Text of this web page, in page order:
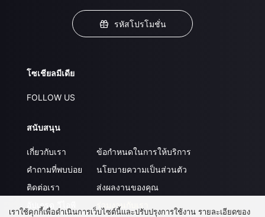
รหัสโปรโมชั่น
โซเชียลมีเดีย
FOLLOW US
สนับสนุน
เกี่ยวกับเรา
คำถามที่พบบ่อย
ติดต่อเรา
อัปเกรด วีไอพี
ข้อกำหนดในการให้บริการ
นโยบายความเป็นส่วนตัว
ส่งผลงานของคุณ
ร่วมงานกับเรา
เราใช้คุกกี้เพื่อดำเนินการเว็บไซต์นี้และปรับปรุงการใช้งาน รายละเอียดของ